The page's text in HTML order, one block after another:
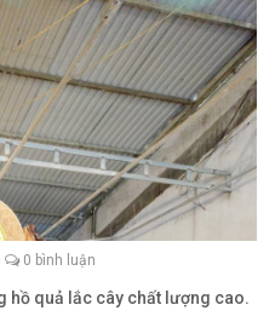
0 bình luận
hồ quả lắc cây chất lượng cao.